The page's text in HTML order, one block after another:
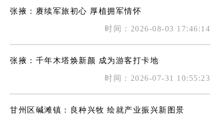
张掖：赓续军旅初心 厚植拥军情怀
时间：2026-08-03 17:46:14
张掖：千年木塔焕新颜 成为游客打卡地
时间：2026-07-31 10:55:23
甘州区碱滩镇：良种兴牧 绘就产业振兴新图景